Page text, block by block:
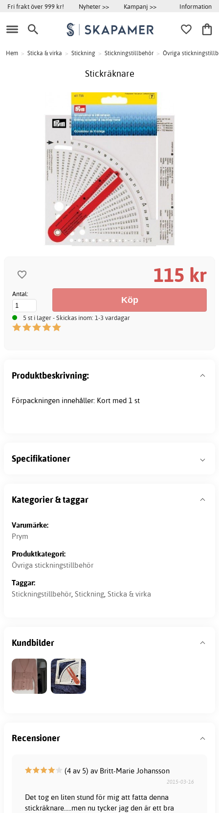
Fri frakt över 999 kr! Nyheter >> Kampanj >> Information
Hem > Sticka & virka > Stickning > Stickningstillbehör > Övriga
Stickräknare
115 kr
Antal:
5 st i lager - Skickas inom: 1-3 vardagar
Produktbeskrivning:
Förpackningen innehåller: Kort med 1 st
Specifikationer
Kategorier & taggar
Varumärke:
Prym
Produktkategori:
Övriga stickningstillbehör
Taggar:
Stickningstillbehör, Stickning, Sticka & virka
Kundbilder
Recensioner
(4 av 5) av Britt-Marie Johansson
2015-03-16
Det tog en liten stund för mig att fatta denna
stickräknare.....men nu tycker jag den är ett bra